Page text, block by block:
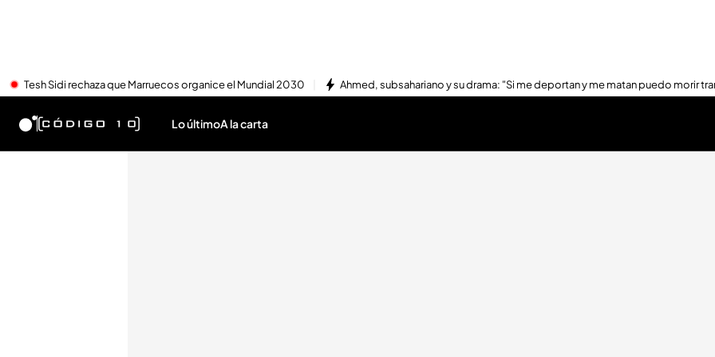
Tesh Sidi rechaza que Marruecos organice el Mundial 2030 Ahmed, subsahariano y su drama: "Si me deportan y me matan puedo morir
Lo últimoA la carta